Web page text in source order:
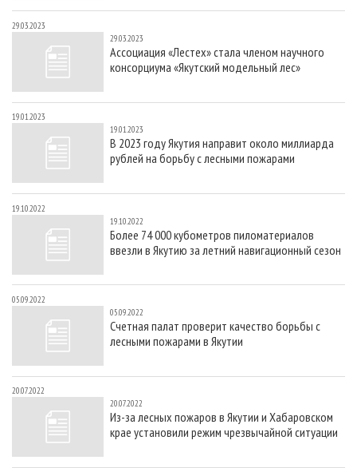
29.03.2023
29.03.2023
Ассоциация «Лестех» стала членом научного
консорциума «Якутский модельный лес»
19.01.2023
19.01.2023
В 2023 году Якутия направит около миллиарда
рублей на борьбу с лесными пожарами
19.10.2022
19.10.2022
Более 74 000 кубометров пиломатериалов
ввезли в Якутию за летний навигационный сезон
05.09.2022
05.09.2022
Счетная палат проверит качество борьбы с
лесными пожарами в Якутии
20.07.2022
20.07.2022
Из-за лесных пожаров в Якутии и Хабаровском
крае установили режим чрезвычайной ситуации